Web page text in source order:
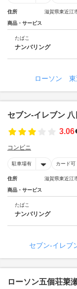
住所 滋賀県東近江
商品・サービス
たばこ
ナンバリング
ローソン 東
セブン-イレブン
3.06
コンビニ
駐車場有 カード可
住所 滋賀県東近江
商品・サービス
たばこ
ナンバリング
セブン-イレブ
ローソン五個荘簗